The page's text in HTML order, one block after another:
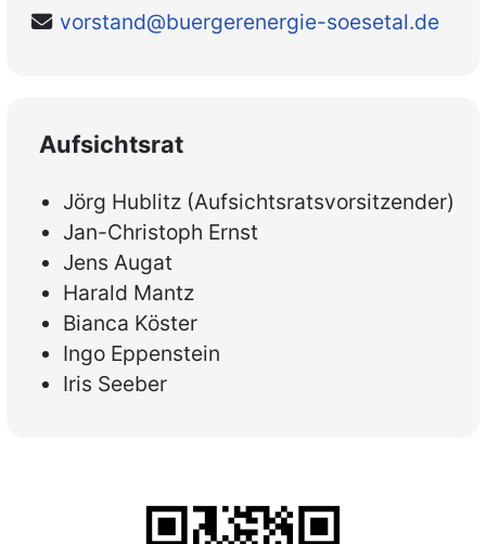
vorstand@buergerenergie-soesetal.de
Aufsichtsrat
Jörg Hublitz (Aufsichtsratsvorsitzender)
Jan-Christoph Ernst
Jens Augat
Harald Mantz
Bianca Köster
Ingo Eppenstein
Iris Seeber